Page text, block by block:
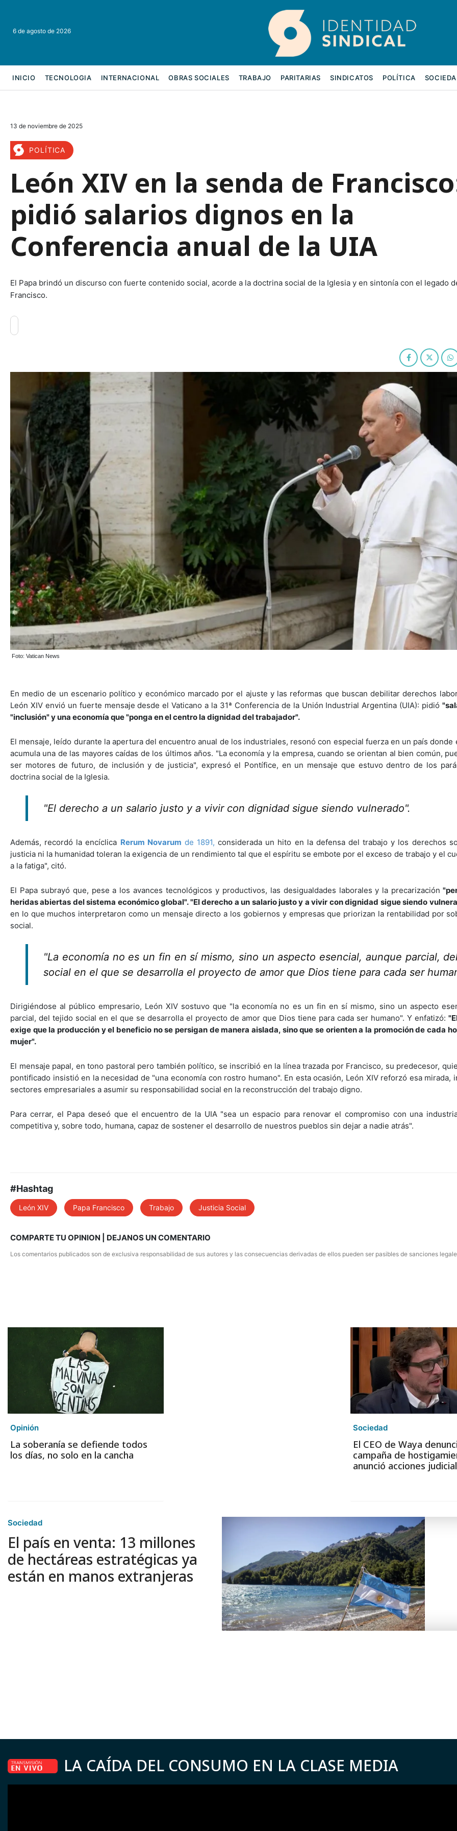
6 de agosto de 2026
INICIO TECNOLOGIA INTERNACIONAL OBRAS SOCIALES TRABAJO PARITARIAS SINDICATOS POLÍTICA
13 de noviembre de 2025
POLÍTICA
León XIV en la senda de
pidió salarios dignos en la
Conferencia anual de la UIA
El Papa brindó un discurso con fuerte contenido social, acorde a la doctrina social de la Iglesia y en sintonía con el legado
Francisco.
Foto: Vatican News
En medio de un escenario político y económico marcado por el ajuste y las reformas que buscan debilitar derechos
León XIV envió un fuerte mensaje desde el Vaticano a la 31ª Conferencia de la Unión Industrial Argentina (UIA): pidió
"inclusión" y una economía que "ponga en el centro la dignidad del trabajador".
El mensaje, leído durante la apertura del encuentro anual de los industriales, resonó con especial fuerza en un país donde
acumula una de las mayores caídas de los últimos años. "La economía y la empresa, cuando se orientan al bien común,
ser motores de futuro, de inclusión y de justicia", expresó el Pontífice, en un mensaje que estuvo dentro de los
doctrina social de la Iglesia.
"El derecho a un salario justo y a vivir con dignidad sigue siendo vulnerado".
Además, recordó la encíclica Rerum Novarum de 1891, considerada un hito en la defensa del trabajo y los derechos
justicia ni la humanidad toleran la exigencia de un rendimiento tal que el espíritu se embote por el exceso de trabajo y el
a la fatiga", citó.
El Papa subrayó que, pese a los avances tecnológicos y productivos, las desigualdades laborales y la precarización
heridas abiertas del sistema económico global". "El derecho a un salario justo y a vivir con dignidad sigue siendo
en lo que muchos interpretaron como un mensaje directo a los gobiernos y empresas que priorizan la rentabilidad por
social.
"La economía no es un fin en sí mismo, sino un aspecto esencial, aunque parcial,
social en el que se desarrolla el proyecto de amor que Dios tiene para cada ser
Dirigiéndose al público empresario, León XIV sostuvo que "la economía no es un fin en sí mismo, sino un aspecto
parcial, del tejido social en el que se desarrolla el proyecto de amor que Dios tiene para cada ser humano". Y enfatizó:
exige que la producción y el beneficio no se persigan de manera aislada, sino que se orienten a la promoción de cada
mujer".
El mensaje papal, en tono pastoral pero también político, se inscribió en la línea trazada por Francisco, su predecesor,
pontificado insistió en la necesidad de "una economía con rostro humano". En esta ocasión, León XIV reforzó esa mirada,
sectores empresariales a asumir su responsabilidad social en la reconstrucción del trabajo digno.
Para cerrar, el Papa deseó que el encuentro de la UIA "sea un espacio para renovar el compromiso con una
competitiva y, sobre todo, humana, capaz de sostener el desarrollo de nuestros pueblos sin dejar a nadie atrás".
#Hashtag
León XIV Papa Francisco Trabajo Justicia Social
COMPARTE TU OPINION | DEJANOS UN COMENTARIO
Los comentarios publicados son de exclusiva responsabilidad de sus autores y las consecuencias derivadas de ellos pueden ser pasibles de sanciones
Opinión
La soberanía se defiende todos
los días, no solo en la cancha
Sociedad
El CEO de Waya
campaña de
anunció acciones
Sociedad
El país en venta: 13 millones
de hectáreas estratégicas ya
están en manos extranjeras
LA CAÍDA DEL CONSUMO EN LA CLASE MEDIA